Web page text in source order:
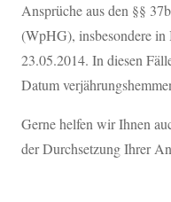
Ansprüche aus den §§
(WpHG), insbesondere in
23.05.2014. In diesen
Datum
Gerne helfen wir Ihnen
der Durchsetzung Ihrer